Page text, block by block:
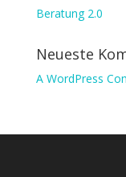
Beratung 2.0
Neueste
A WordPress